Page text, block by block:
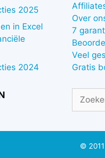
2025
in Excel
2024
Over
7
Veel
Gratis
naar:
©